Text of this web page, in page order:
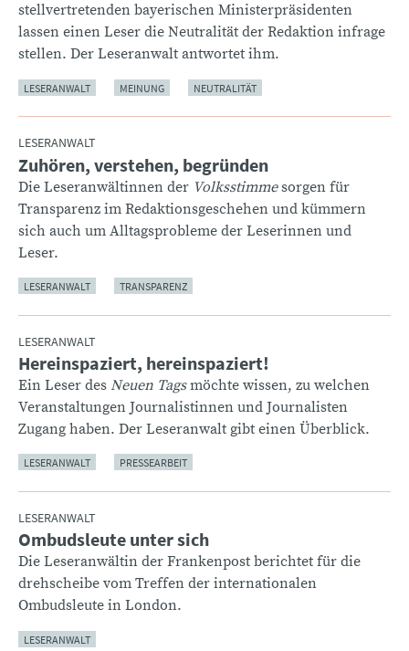
stellvertretenden bayerischen Ministerpräsidenten
lassen einen Leser die Neutralität der Redaktion infrage
stellen. Der Leseranwalt antwortet ihm.
LESERANWALT MEINUNG NEUTRALITÄT
LESERANWALT
:
Zuhören, verstehen, begründen
Die Leseranwältinnen der Volksstimmesorgen für
Transparenz im Redaktionsgeschehen und kümmern
sich auch um Alltagsprobleme der Leserinnen und
Leser.
LESERANWALT TRANSPARENZ
LESERANWALT
:Hereinspaziert, hereinspaziert!
Ein Leser des Neuen Tagsmöchte wissen, zu welchen
Veranstaltungen Journalistinnen und Journalisten
Zugang haben. Der Leseranwalt gibt einen Überblick.
LESERANWALT PRESSEARBEIT
LESERANWALT
:Ombudsleute unter sich
Die Leseranwältin der Frankenpost berichtet für die
drehscheibe vom Treffen der internationalen
Ombudsleute in London.
LESERANWALT